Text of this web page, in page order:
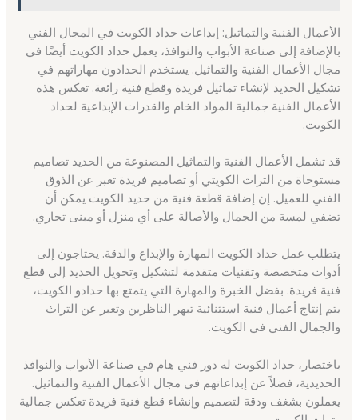
الأعمال الفنية والتماثيل: إبداعات حداد الكويت في المجال الفني
بالإضافة إلى صناعة الأبواب والنوافذ، يعمل حداد الكويت أيضًا في
مجال الأعمال الفنية والتماثيل. يستخدم الحدادون مهاراتهم في
تشكيل الحديد لإنشاء تماثيل فريدة وقطع فنية رائعة. تعكس هذه
الأعمال الفنية جمالية المواد الخام والقدرات الإبداعية لحداد
الكويت.
قد تشمل الأعمال الفنية والتماثيل المصنوعة من الحديد تصاميم
مستوحاة من التراث الكويتي أو تصاميم فريدة تعبر عن الذوق
الفني للعميل. إن إضافة قطعة فنية من حديد الكويت يمكن أن
تضفي لمسة من الجمال والأصالة على أي منزل أو مبنى تجاري.
يتطلب عمل حداد الكويت المهارة والإبداع والدقة. يحتاجون إلى
أدوات متخصصة وتقنيات متقدمة لتشكيل وتحويل الحديد إلى قطع
فنية فريدة. بفضل الخبرة والمهارة التي يتمتع بها حدادو الكويت،
يتم إنتاج أعمال فنية استثنائية تبهر الناظرين وتعبر عن التراث
والجمال الفني في الكويت.
باختصار، حداد الكويت له دور فني هام في صناعة الأبواب والنوافذ
الحديدية، فضلاً عن إبداعاتهم في مجال الأعمال الفنية والتماثيل.
يعملون بشغف ودقة لتصميم وإنشاء قطع فنية فريدة تعكس جمالية